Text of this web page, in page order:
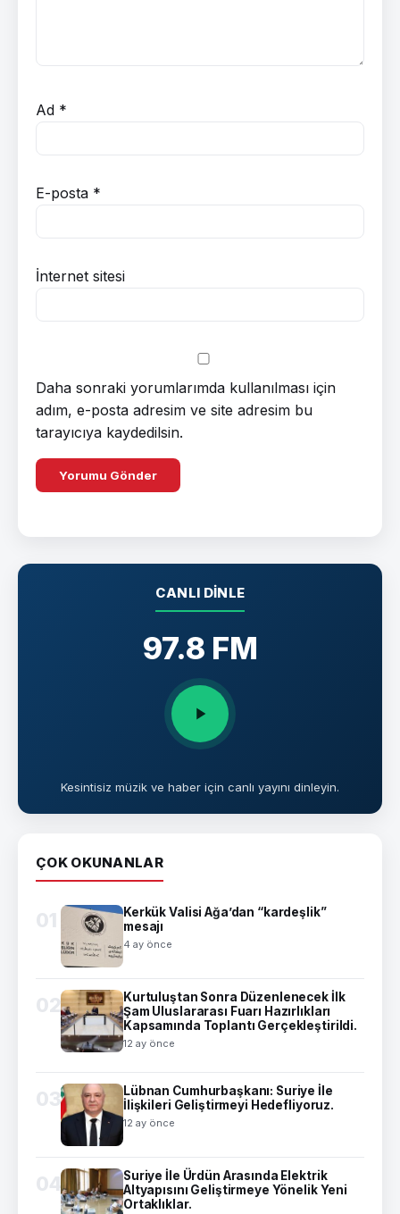
Ad *
E-posta *
İnternet sitesi
Daha sonraki yorumlarımda kullanılması için
adım, e-posta adresim ve site adresim bu
tarayıcıya kaydedilsin.
CANLI DINLE
97.8 FM
Kesintisiz müzik ve haber için canlı yayını dinleyin.
ÇOK OKUNANLAR
01
Kerkük Valisi Ağa’dan “kardeşlik”
mesajı
4 ay önce
02
Kurtuluştan Sonra Düzenlenecek İlk
Şam Uluslararası Fuarı Hazırlıkları
Kapsamında Toplantı Gerçekleştirildi.
12 ay önce
03
Lübnan Cumhurbaşkanı: Suriye İle
İlişkileri Geliştirmeyi Hedefliyoruz.
12 ay önce
04
Suriye İle Ürdün Arasında Elektrik
Altyapısını Geliştirmeye Yönelik Yeni
Ortaklıklar.